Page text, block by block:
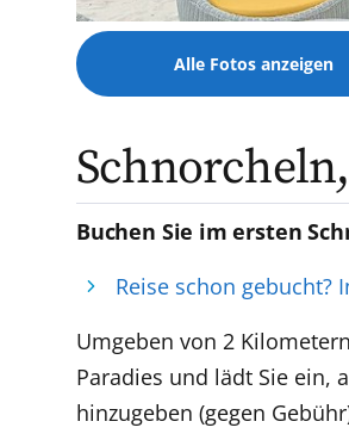
Alle Fotos anzeigen
Buchen Sie im ersten
Reise schon gebucht?
Umgeben von 2
Paradies und lädt Sie ein,
hinzugeben (gegen